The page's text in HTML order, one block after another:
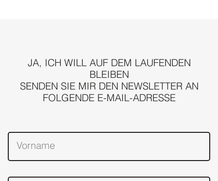
JA, ICH WILL AUF DEM LAUFENDEN
BLEIBEN
SENDEN SIE MIR DEN NEWSLETTER AN
FOLGENDE E-MAIL-ADRESSE